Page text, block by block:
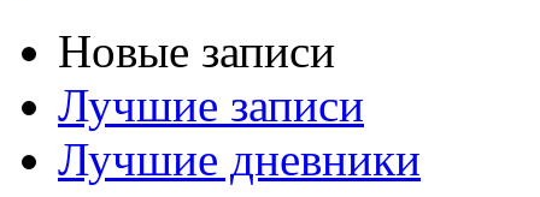
Новые записи
Лучшие записи
Лучшие дневники